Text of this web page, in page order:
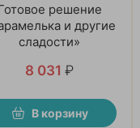
решение
и другие
сладости»
8 031 ₽
В корзину